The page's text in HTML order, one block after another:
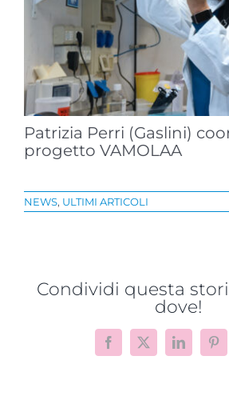
Patrizia Perri (Gaslini)
progetto VAMOLAA
NEWS, ULTIMI ARTICOLI
Condividi questa
dove!
Facebook
X LinkedIn